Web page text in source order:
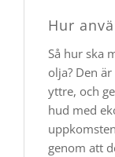
Hur
Så hur ska
olja? Den
yttre, och
hud med
genom att